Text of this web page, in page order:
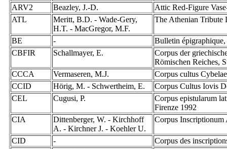
ARV2
Beazley, J.-D.
Attic Red-Figure
ATL
Meritt, B.D. - Wade-Gery,
H.T. - MacGregor, M.F.
The Athenian Tribute
BE -
Bulletin
CBFIR
Schallmayer, E.
Corpus der
Römischen Reiches,
CCCA
Vermaseren, M.J.
Corpus cultus
CCID
Hörig, M. - Schwertheim, E.
Corpus Cultus Iovis
CEL
Cugusi, P.
Corpus epistularum
Firenze 1992
CIA
Dittenberger, W. - Kirchhoff
A. - Kirchner J. - Koehler U.
Corpus
CID -
Corpus des